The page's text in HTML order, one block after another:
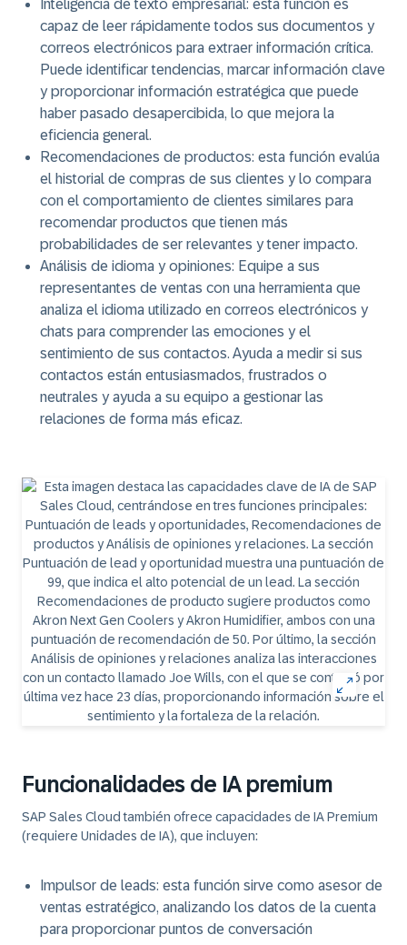
Inteligencia de texto empresarial: esta función es
capaz de leer rápidamente todos sus documentos y
correos electrónicos para extraer información crítica.
Puede identificar tendencias, marcar información clave
y proporcionar información estratégica que puede
haber pasado desapercibida, lo que mejora la
eficiencia general.
Recomendaciones de productos: esta función evalúa
el historial de compras de sus clientes y lo compara
con el comportamiento de clientes similares para
recomendar productos que tienen más
probabilidades de ser relevantes y tener impacto.
Análisis de idioma y opiniones: Equipe a sus
representantes de ventas con una herramienta que
analiza el idioma utilizado en correos electrónicos y
chats para comprender las emociones y el
sentimiento de sus contactos. Ayuda a medir si sus
contactos están entusiasmados, frustrados o
neutrales y ayuda a su equipo a gestionar las
relaciones de forma más eficaz.
Funcionalidades de IA premium
SAP Sales Cloud también ofrece capacidades de IA Premium
(requiere Unidades de IA), que incluyen:
Impulsor de leads: esta función sirve como asesor de
ventas estratégico, analizando los datos de la cuenta
para proporcionar puntos de conversación